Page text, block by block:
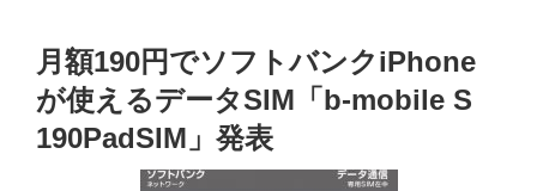
月額190円でソフトバンクiPhone
が使えるデータSIM「b-mobile S
190PadSIM」発表